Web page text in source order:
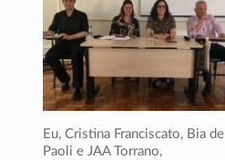
Eu, Cristina Franciscato, Bia de
Paoli e JAA Torrano,